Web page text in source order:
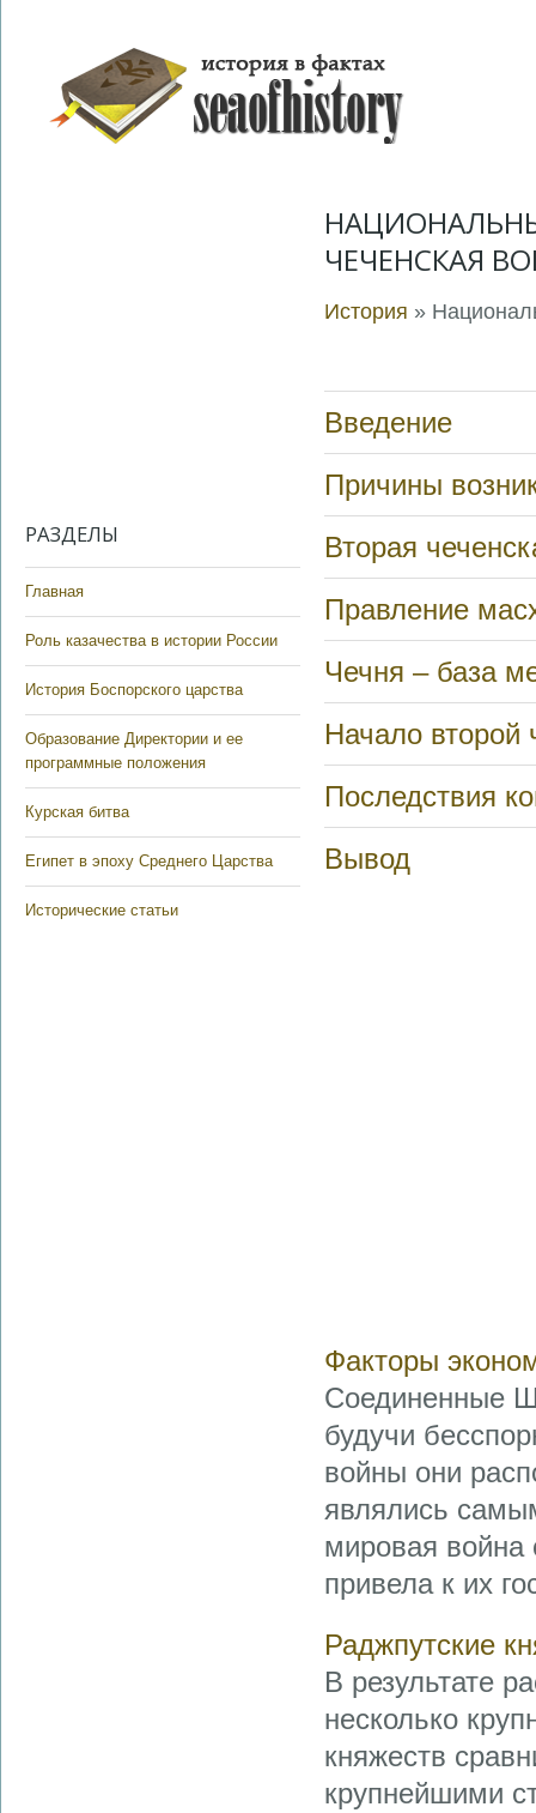
РАЗДЕЛЫ
Главная
Роль казачества в истории России
История Боспорского царства
Образование Директории и ее
программные положения
Курская битва
Египет в эпоху Среднего Царства
Исторические статьи
ЧЕЧЕНСКАЯ
История »
Введение
Причины
Вторая
Правление
Чечня – база
Начало второй
Последствия
Вывод
Факторы
Соединенные
будучи
войны они
являлись
ми­ровая
привела к их
Раджпутские
В результате
несколько
княжеств
крупнейшими